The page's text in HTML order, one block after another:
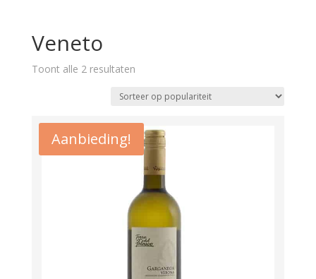
Veneto
Toont alle 2 resultatenGesorteerd
populariteit
Aanbieding!